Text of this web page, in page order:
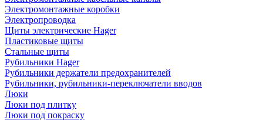
Электромонтажные коробки
Электропроводка
Щиты электрические Hager
Пластиковые щиты
Стальные щиты
Рубильники Hager
Рубильники держатели предохранителей
Рубильники, рубильники-переключатели вводов
Люки
Люки под плитку
Люки под покраску